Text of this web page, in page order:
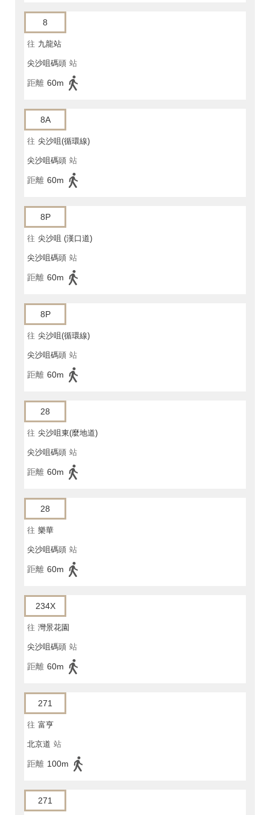
8
往 九龍站
尖沙咀碼頭 站
距離 60m
8A
往 尖沙咀(循環線)
尖沙咀碼頭 站
距離 60m
8P
往 尖沙咀 (漢口道)
尖沙咀碼頭 站
距離 60m
8P
往 尖沙咀(循環線)
尖沙咀碼頭 站
距離 60m
28
往 尖沙咀東(麼地道)
尖沙咀碼頭 站
距離 60m
28
往 樂華
尖沙咀碼頭 站
距離 60m
234X
往 灣景花園
尖沙咀碼頭 站
距離 60m
271
往 富亨
北京道 站
距離 100m
271